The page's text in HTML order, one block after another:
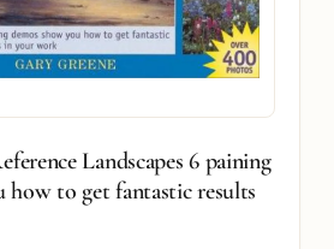
Landscapes 6 paining
how to get fantastic results